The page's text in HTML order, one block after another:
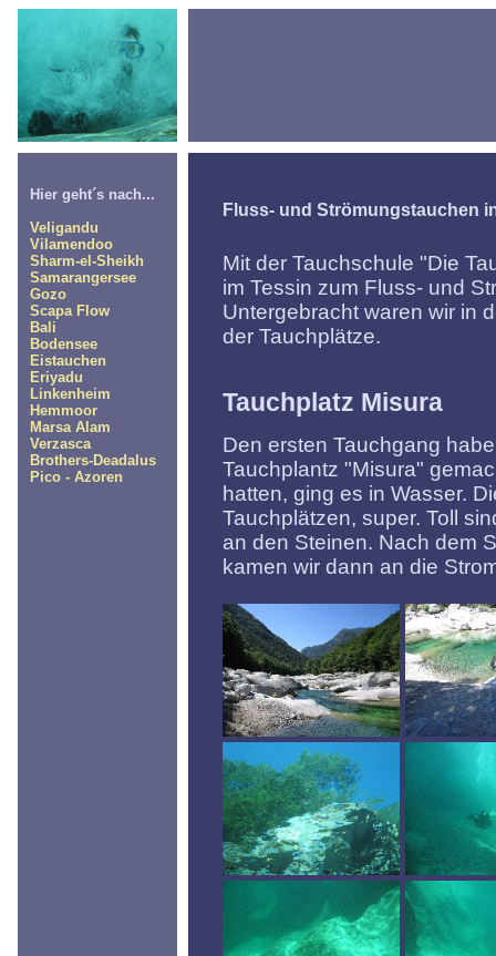
Hier geht´s nach...
Veligandu
Vilamendoo
Sharm-el-Sheikh
Samarangersee
Gozo
Scapa Flow
Bali
Bodensee
Eistauchen
Eriyadu
Linkenheim
Hemmoor
Marsa Alam
Verzasca
Brothers-Deadalus
Pico - Azoren
Fluss- und Strömungstauchen
Mit der Tauchschule "Die
im Tessin zum Fluss- und
Untergebracht waren wir in
der Tauchplätze.
Tauchplatz Misura
Den ersten Tauchgang
Tauchplantz "Misura"
hatten, ging es in Wasser.
Tauchplätzen, super. Toll
an den Steinen. Nach dem
kamen wir dann an die